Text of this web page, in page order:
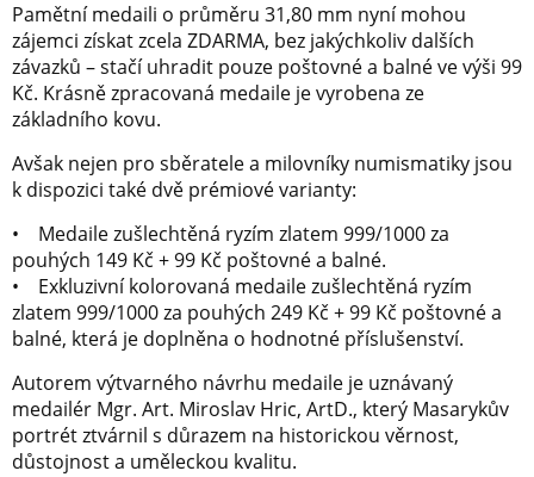
Pamětní medaili o průměru 31,80 mm nyní mohou
zájemci získat zcela ZDARMA, bez jakýchkoliv dalších
závazků – stačí uhradit pouze poštovné a balné ve výši 99
Kč. Krásně zpracovaná medaile je vyrobena ze
základního kovu.
Avšak nejen pro sběratele a milovníky numismatiky jsou
k dispozici také dvě prémiové varianty:
• Medaile zušlechtěná ryzím zlatem 999/1000 za
pouhých 149 Kč + 99 Kč poštovné a balné.
• Exkluzivní kolorovaná medaile zušlechtěná ryzím
zlatem 999/1000 za pouhých 249 Kč + 99 Kč poštovné a
balné, která je doplněna o hodnotné příslušenství.
Autorem výtvarného návrhu medaile je uznávaný
medailér Mgr. Art. Miroslav Hric, ArtD., který Masarykův
portrét ztvárnil s důrazem na historickou věrnost,
důstojnost a uměleckou kvalitu.